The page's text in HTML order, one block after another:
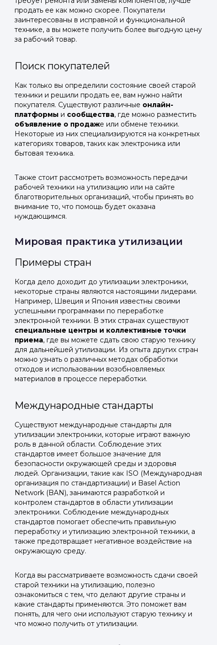
продать ее как можно скорее. Покупатели
заинтересованы в исправной и функциональной
технике, а вы можете получить более выгодную цену
за рабочий товар.
Поиск покупателей
Как только вы определили состояние своей старой
техники и решили продать ее, вам нужно найти
покупателя. Существуют различные онлайн-
платформы и сообщества, где можно разместить
объявление о продаже или обмене техники.
Некоторые из них специализируются на конкретных
категориях товаров, таких как электроника или
бытовая техника.
Также стоит рассмотреть возможность передачи
рабочей техники на утилизацию или на сайте
благотворительных организаций, чтобы принять во
внимание то, что помощь будет оказана
нуждающимся.
Мировая практика утилизации
Примеры стран
Когда дело доходит до утилизации электроники,
некоторые страны являются настоящими лидерами.
Например, Швеция и Япония известны своими
успешными программами по переработке
электронной техники. В этих странах существуют
специальные центры и коллективные точки
приема, где вы можете сдать свою старую технику
для дальнейшей утилизации. Из опыта других стран
можно узнать о различных методах обработки
отходов и использовании возобновляемых
материалов в процессе переработки.
Международные стандарты
Существуют международные стандарты для
утилизации электроники, которые играют важную
роль в данной области. Соблюдение этих
стандартов имеет большое значение для
безопасности окружающей среды и здоровья
людей. Организации, такие как ISO (Международная
организация по стандартизации) и Basel Action
Network (BAN), занимаются разработкой и
контролем стандартов в области утилизации
электроники. Соблюдение международных
стандартов помогает обеспечить правильную
переработку и утилизацию электронной техники, а
также предотвращает негативное воздействие на
окружающую среду.
Когда вы рассматриваете возможность сдачи своей
старой техники на утилизацию, полезно
ознакомиться с тем, что делают другие страны и
какие стандарты применяются. Это поможет вам
понять, для чего они используют старую технику и
что можно получить от утилизации.